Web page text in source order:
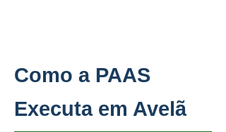
Como a PAAS
Executa em Avelã